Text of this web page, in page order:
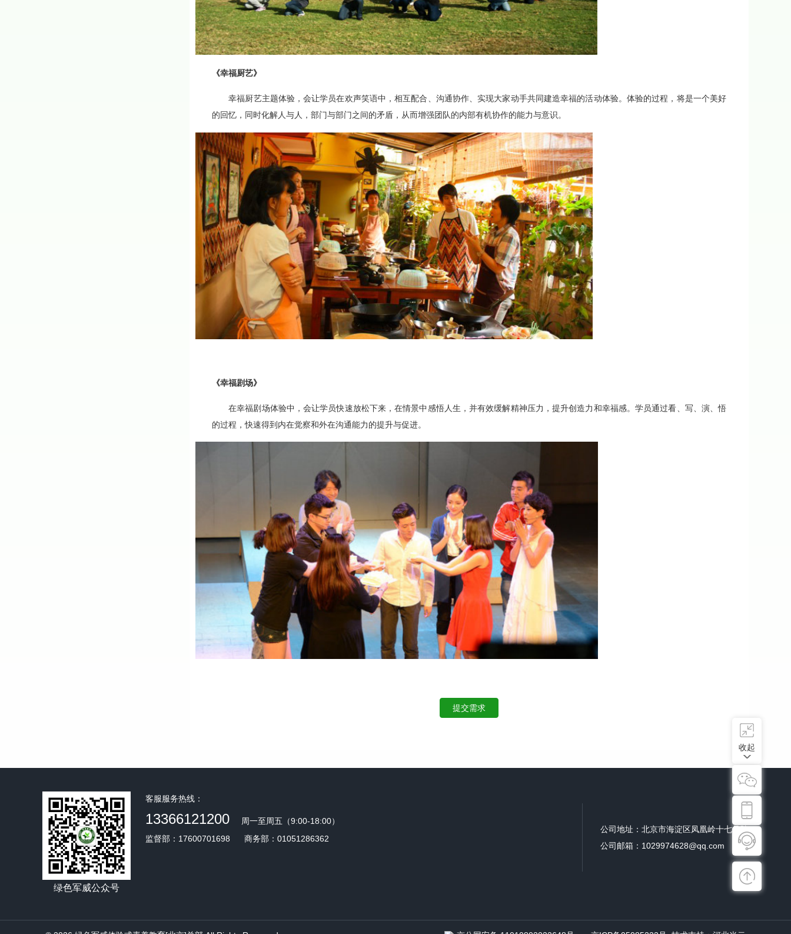
《幸福厨艺》
幸福厨艺主题体验，会让学员在欢声笑语中，相互配合、沟通协作、实现大家动手共同建造幸福的活动体验。体验的过程，将是一个美好
的回忆，同时化解人与人，部门与部门之间的矛盾，从而增强团队的内部有机协作的能力与意识。
《幸福剧场》
在幸福剧场体验中，会让学员快速放松下来，在情景中感悟人生，并有效缓解精神压力，提升创造力和幸福感。学员通过看、写、演、悟
的过程，快速得到内在觉察和外在沟通能力的提升与促进。
提交需求
绿色军威公众号
客服服务热线：
13366121200
周一至周五（9:00-18:00）
监督部：17600701698
商务部：01051286362
公司地址：北京市海淀区凤凰岭十七号院
公司邮箱：1029974628@qq.com
收起